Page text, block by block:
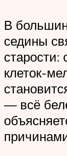
В
седины
старости:
клеток-
— всё